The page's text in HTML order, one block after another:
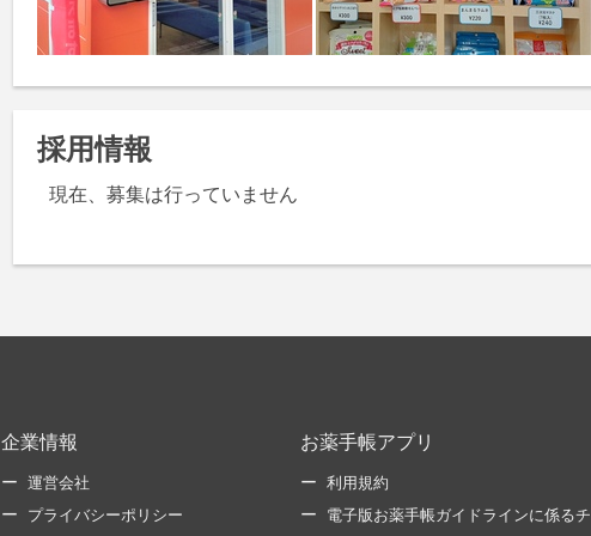
採用情報
現在、募集は行っていません
企業情報
運営会社
プライバシーポリシー
お薬手帳アプリ
利用規約
電子版お薬手帳ガイドラインに係るチ